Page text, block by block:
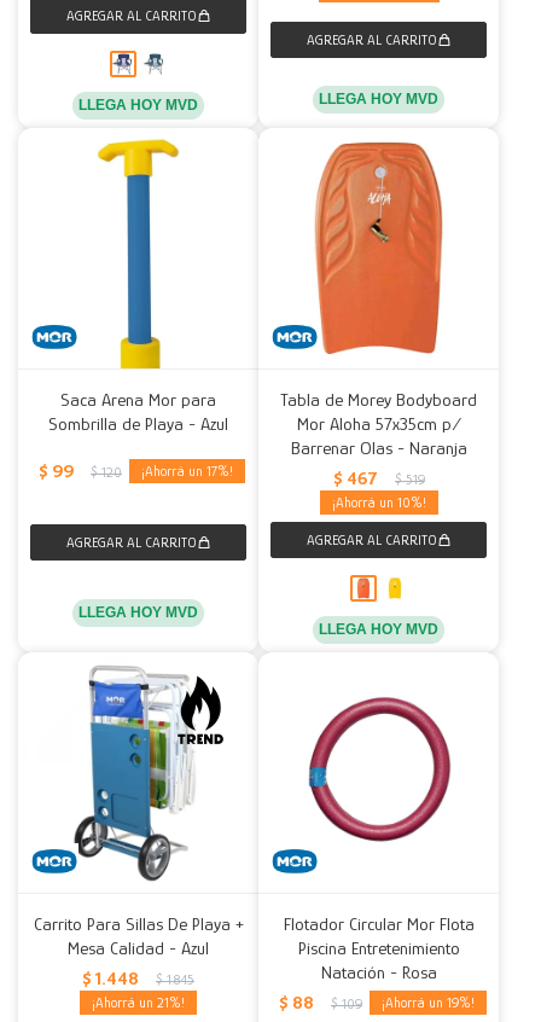
LLEGA HOY MVD LLEGA HOY MVD
Saca Arena Mor para
Sombrilla de Playa - Azul
$ 99 $ 120 17
LLEGA HOY MVD
Tabla de Morey Bodyboard
Mor Aloha 57x35cm p/
Barrenar Olas - Naranja
$ 467 $ 519
10
LLEGA HOY MVD
Carrito Para Sillas De Playa +
Mesa Calidad - Azul
$ 1.448 $ 1.845
21
Flotador Circular Mor Flota
Piscina Entretenimiento
Natación - Rosa
$ 88 $ 109 19